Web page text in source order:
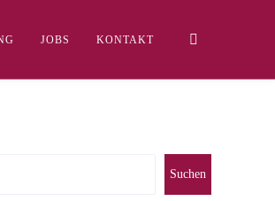
JOBS KONTAKT
Suchen